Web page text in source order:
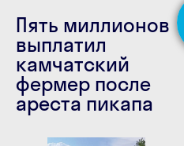
Пять миллионов
выплатил
камчатский
фермер после
ареста пикапа